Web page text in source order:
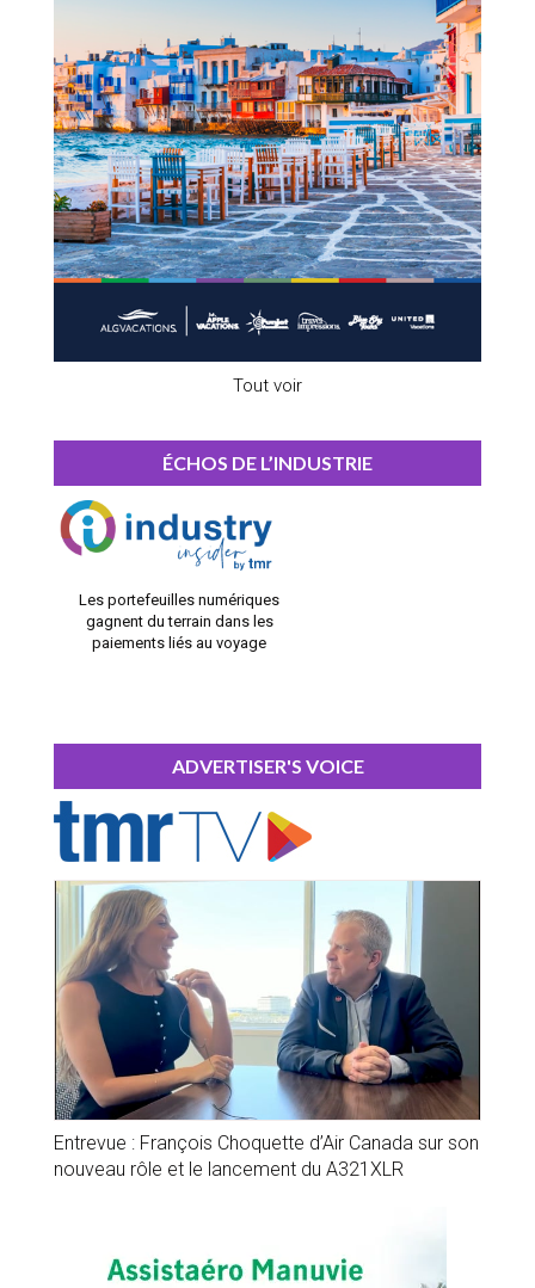
Tout voir
ÉCHOS DE L’INDUSTRIE
Les portefeuilles numériques
gagnent du terrain dans les
paiements liés au voyage
ADVERTISER'S VOICE
Entrevue : François Choquette d’Air Canada sur son
nouveau rôle et le lancement du A321XLR